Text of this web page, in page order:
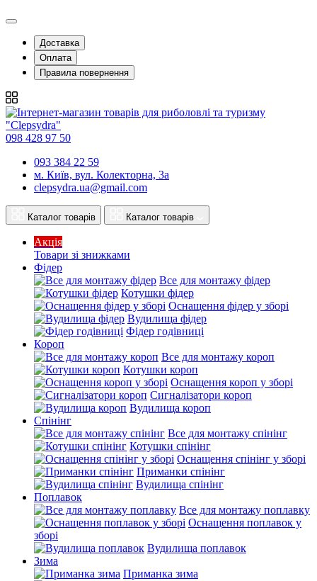
Доставка
Оплата
Правила повернення
098 428 97 50
093 384 22 59
м. Київ, вул. Колекторна, 3а
clepsydra.ua@gmail.com
Каталог товарів Каталог товарів
Акція
Товари зі знижками
Фідер
Все для монтажу фідер
Котушки фідер
Оснащення фідер у зборі
Вудилища фідер
Фідер годівниці
Короп
Все для монтажу короп
Котушки короп
Оснащення короп у зборі
Сигналізатори короп
Вудилища короп
Спінінг
Все для монтажу спінінг
Котушки спінінг
Оснащення спінінг у зборі
Приманки спінінг
Вудилища спінінг
Поплавок
Все для монтажу поплавку
Оснащення поплавок у
зборі
Вудилища поплавок
Зима
Приманка зима